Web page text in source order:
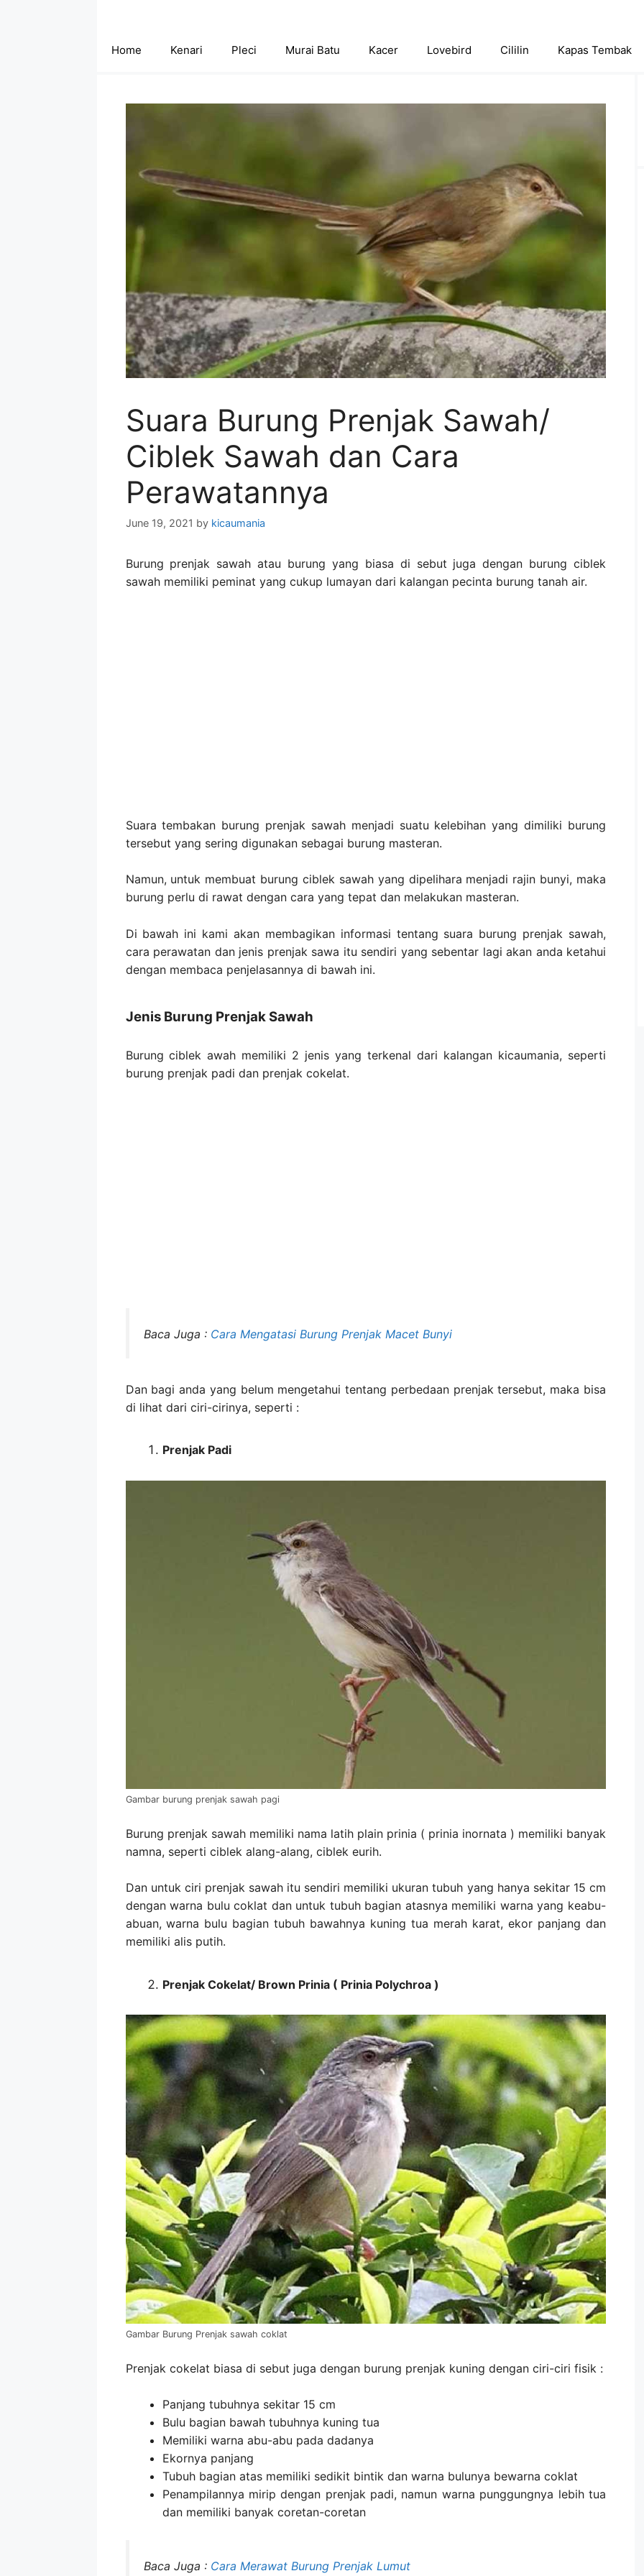
Home Kenari Pleci Murai Batu Kacer Lovebird Cililin Kapas Tembak
Suara Burung Prenjak Sawah/
Ciblek Sawah dan Cara
Perawatannya
June 19, 2021 by kicaumania
Burung prenjak sawah atau burung yang biasa di sebut juga dengan burung ciblek
sawah memiliki peminat yang cukup lumayan dari kalangan pecinta burung tanah air.
Suara tembakan burung prenjak sawah menjadi suatu kelebihan yang dimiliki burung
tersebut yang sering digunakan sebagai burung masteran.
Namun, untuk membuat burung ciblek sawah yang dipelihara menjadi rajin bunyi, maka
burung perlu di rawat dengan cara yang tepat dan melakukan masteran.
Di bawah ini kami akan membagikan informasi tentang suara burung prenjak sawah,
cara perawatan dan jenis prenjak sawa itu sendiri yang sebentar lagi akan anda ketahui
dengan membaca penjelasannya di bawah ini.
Jenis Burung Prenjak Sawah
Burung ciblek awah memiliki 2 jenis yang terkenal dari kalangan kicaumania, seperti
burung prenjak padi dan prenjak cokelat.
Baca Juga : Cara Mengatasi Burung Prenjak Macet Bunyi
Dan bagi anda yang belum mengetahui tentang perbedaan prenjak tersebut, maka bisa
di lihat dari ciri-cirinya, seperti :
Prenjak Padi
Gambar burung prenjak sawah pagi
Burung prenjak sawah memiliki nama latih plain prinia ( prinia inornata ) memiliki banyak
namna, seperti ciblek alang-alang, ciblek eurih.
Dan untuk ciri prenjak sawah itu sendiri memiliki ukuran tubuh yang hanya sekitar 15 cm
dengan warna bulu coklat dan untuk tubuh bagian atasnya memiliki warna yang keabu-
abuan, warna bulu bagian tubuh bawahnya kuning tua merah karat, ekor panjang dan
memiliki alis putih.
Prenjak Cokelat/ Brown Prinia ( Prinia Polychroa )
Gambar Burung Prenjak sawah coklat
Prenjak cokelat biasa di sebut juga dengan burung prenjak kuning dengan ciri-ciri fisik :
Panjang tubuhnya sekitar 15 cm
Bulu bagian bawah tubuhnya kuning tua
Memiliki warna abu-abu pada dadanya
Ekornya panjang
Tubuh bagian atas memiliki sedikit bintik dan warna bulunya bewarna coklat
Penampilannya mirip dengan prenjak padi, namun warna punggungnya lebih tua
dan memiliki banyak coretan-coretan
Baca Juga : Cara Merawat Burung Prenjak Lumut